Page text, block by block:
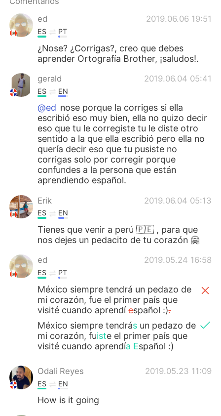
Indonesia
Türkçe Tiếng Việt
Português
ed
2019.06.06 19:51
ES PT
¿Nose? ¿Corrigas?, creo que debes
aprender Ortografía Brother, ¡saludos!.
gerald 2019.06.04 05:41
ES EN
@ed nose porque la corriges si ella
escribió eso muy bien, ella no quizo decir
eso que tu le corregiste tu le diste otro
sentido a la que ella escribió pero ella no
quería decir eso que tu pusiste no
corrigas solo por corregir porque
confundes a la persona que están
aprendiendo español.
Erik 2019.06.04 05:13
ES EN
Tienes que venir a perú 🇵🇪 , para que
nos dejes un pedacito de tu corazón 🤗
ed 2019.05.24 16:58
ES PT
México siempre tendrá un pedazo de
mi corazón, fue el primer país que
visité cuando aprendíespañol :).
México siempre tendrás un pedazo de
mi corazón, fuiste el primer país que
visité cuando aprendía Español :)
Odali Reyes 2019.05.23 11:09
ES EN
How is it going